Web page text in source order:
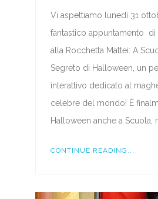
Vi aspettiamo lunedì 31
fantastico appuntamento di
alla Rocchetta Mattei: A
Segreto di Halloween, un
interattivo dedicato al
celebre del mondo! È
Halloween anche a Scuola,
CONTINUE READING...